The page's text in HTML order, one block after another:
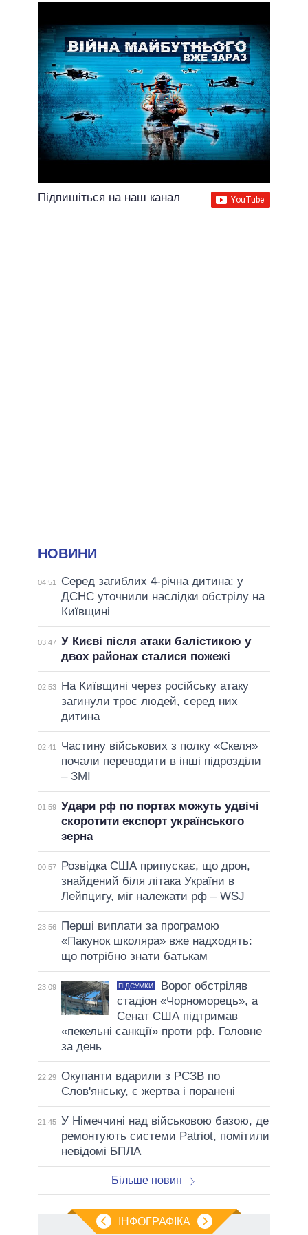
Підпишіться на наш канал
НОВИНИ
04:51
Серед загиблих 4-річна дитина: у
ДСНС уточнили наслідки обстрілу на
Київщині
03:47 У Києві після атаки балістикою у
двох районах сталися пожежі
02:53
На Київщині через російську атаку
загинули троє людей, серед них
дитина
02:41
Частину військових з полку «Скеля»
почали переводити в інші підрозділи
– ЗМІ
01:59 Удари рф по портах можуть удвічі
скоротити експорт українського
зерна
00:57
Розвідка США припускає, що дрон,
знайдений біля літака України в
Лейпцигу, міг належати рф – WSJ
23:56
Перші виплати за програмою
«Пакунок школяра» вже надходять:
що потрібно знати батькам
23:09 ПІДСУМКИ
Ворог обстріляв
стадіон «Чорноморець», а
Сенат США підтримав
«пекельні санкції» проти рф. Головне
за день
22:29 Окупанти вдарили з РСЗВ по
Слов'янську, є жертва і поранені
21:45 У Німеччині над військовою базою, де
ремонтують системи Patriot, помітили
невідомі БПЛА
Більше новин
ІНФОГРАФІКА